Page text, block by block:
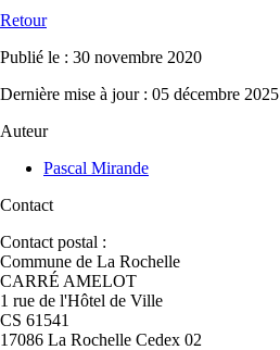
Retour
Publié le : 30 novembre 2020
Dernière mise à jour : 05 décembre 2025
Auteur
Pascal Mirande
Contact
Contact postal :
Commune de La Rochelle
CARRÉ AMELOT
1 rue de l'Hôtel de Ville
CS 61541
17086 La Rochelle Cedex 02